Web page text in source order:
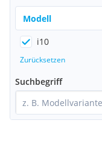
Modell
i10
Zurücksetzen
Suchbegriff